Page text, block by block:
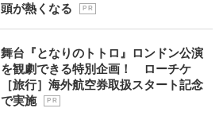
頭が熱くなる
P R
舞台『となりのトトロ』ロンドン公演
を観劇できる特別企画！ ローチケ
［旅行］海外航空券取扱スタート記念
で実施
P R